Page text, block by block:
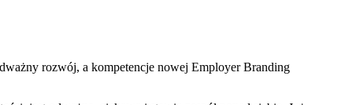
rozwój, a kompetencje nowej Employer Branding